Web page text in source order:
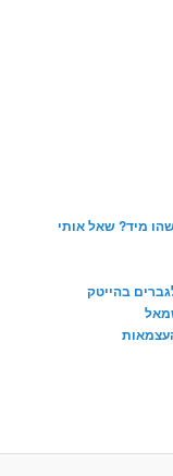
מיד? שאל אותי
בהייטק